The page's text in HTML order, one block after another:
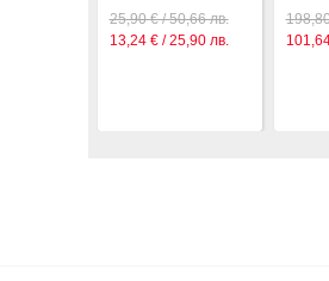
25,90 € / 50,66 лв.
13,24 € / 25,90 лв.